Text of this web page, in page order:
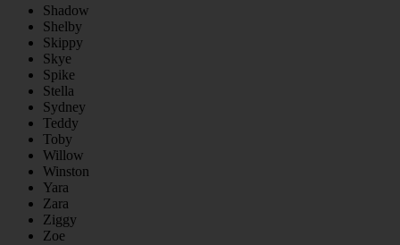
Shadow
Shelby
Skippy
Skye
Spike
Stella
Sydney
Teddy
Toby
Willow
Winston
Yara
Zara
Ziggy
Zoe